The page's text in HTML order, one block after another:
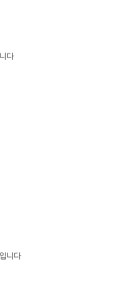
다
니다